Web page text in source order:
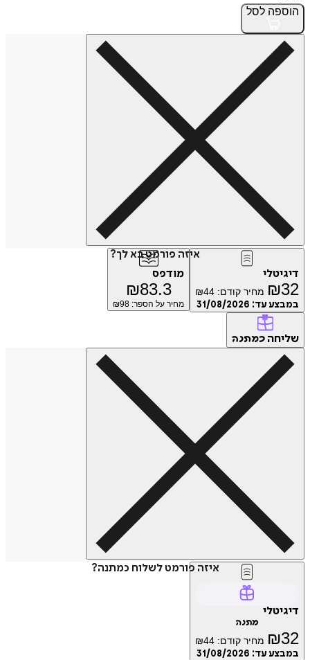
הוספה לסל
איזה פורמט בא לך?
דיגיטלי
₪32 מחיר קודם: ₪44
במבצע עד: 31/08/2026
מודפס
₪83.3
מחיר על הספר: ₪ 98
שליחה כמתנה
איזה פורמט לשלוח כמתנה?
דיגיטלי
מתנה
₪32 מחיר קודם: ₪44
במבצע עד: 31/08/2026